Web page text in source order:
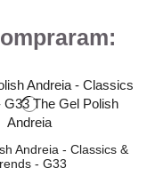
Andreia - Classics &
- G33